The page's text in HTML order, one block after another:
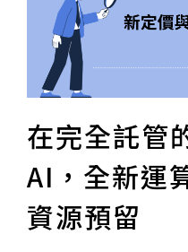
在完全託管
AI，全新運
資源預留